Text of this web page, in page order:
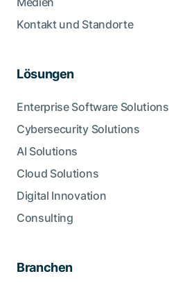
Kontakt und Standorte
Lösungen
Enterprise Software Solutions
Cybersecurity Solutions
AI Solutions
Cloud Solutions
Digital Innovation
Consulting
Branchen